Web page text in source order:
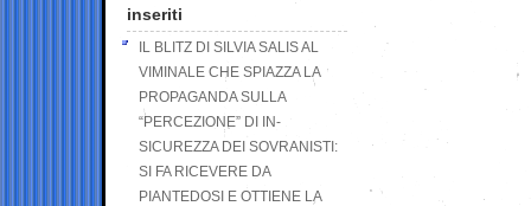
inseriti
IL BLITZ DI SILVIA SALIS AL
VIMINALE CHE SPIAZZA LA
PROPAGANDA SULLA
“PERCEZIONE” DI IN-
SICUREZZA DEI SOVRANISTI:
SI FA RICEVERE DA
PIANTEDOSI E OTTIENE LA